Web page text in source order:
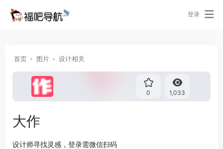
登录
首页 图片 设计相关
0 1,033
大作
设计师寻找灵感，登录需微信扫码